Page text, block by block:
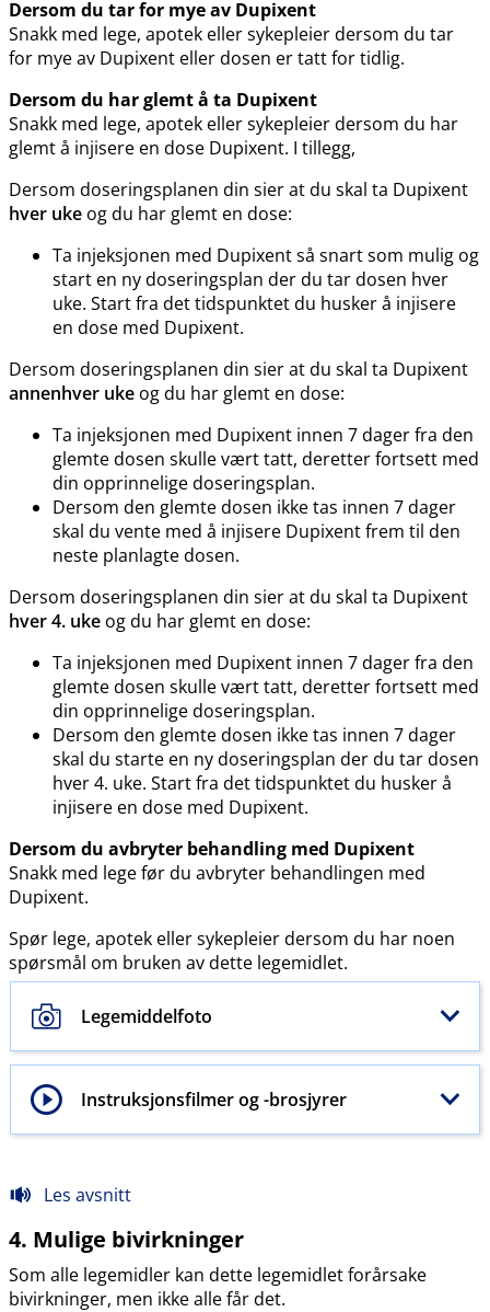
Dersom du tar for mye av Dupixent
Snakk med lege, apotek eller sykepleier dersom du tar
for mye av Dupixent eller dosen er tatt for tidlig.
Dersom du har glemt å ta Dupixent
Snakk med lege, apotek eller sykepleier dersom du har
glemt å injisere en dose Dupixent. I tillegg,
Dersom doseringsplanen din sier at du skal ta Dupixent
hver uke og du har glemt en dose:
Ta injeksjonen med Dupixent så snart som mulig og
start en ny doseringsplan der du tar dosen hver
uke. Start fra det tidspunktet du husker å injisere
en dose med Dupixent.
Dersom doseringsplanen din sier at du skal ta Dupixent
annenhver uke og du har glemt en dose:
Ta injeksjonen med Dupixent innen 7 dager fra den
glemte dosen skulle vært tatt, deretter fortsett med
din opprinnelige doseringsplan.
Dersom den glemte dosen ikke tas innen 7 dager
skal du vente med å injisere Dupixent frem til den
neste planlagte dosen.
Dersom doseringsplanen din sier at du skal ta Dupixent
hver 4. uke og du har glemt en dose:
Ta injeksjonen med Dupixent innen 7 dager fra den
glemte dosen skulle vært tatt, deretter fortsett med
din opprinnelige doseringsplan.
Dersom den glemte dosen ikke tas innen 7 dager
skal du starte en ny doseringsplan der du tar dosen
hver 4. uke. Start fra det tidspunktet du husker å
injisere en dose med Dupixent.
Dersom du avbryter behandling med Dupixent
Snakk med lege før du avbryter behandlingen med
Dupixent.
Spør lege, apotek eller sykepleier dersom du har noen
spørsmål om bruken av dette legemidlet.
Legemiddelfoto
Instruksjonsfilmer og -brosjyrer
Les avsnitt
4. Mulige bivirkninger
Som alle legemidler kan dette legemidlet forårsake
bivirkninger, men ikke alle får det.